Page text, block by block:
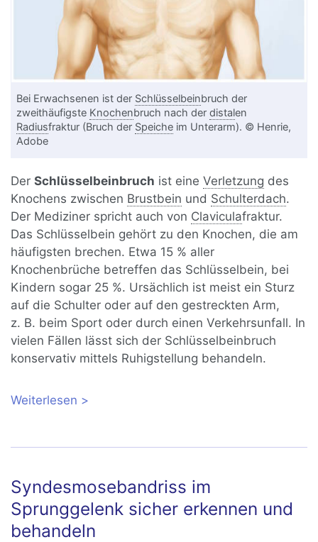
Bei Erwachsenen ist der Schlüsselbeinbruch der
zweithäufigste Knochenbruch nach derdistalen
Radiusfraktur (Bruch der Speiche im Unterarm). © Henrie,
Adobe
DerSchlüsselbeinbruch ist eineVerletzung des
Knochens zwischen Brustbein und Schulterdach.
Der Mediziner spricht auch von Claviculafraktur.
Das Schlüsselbein gehört zu den Knochen, die am
häufigsten brechen. Etwa 15 % aller
Knochenbrüche betreffen das Schlüsselbein, bei
Kindern sogar 25 %. Ursächlich ist meist ein Sturz
auf die Schulter oder auf den gestreckten Arm,
z. B. beim Sport oder durch einen Verkehrsunfall. In
vielen Fällen lässt sich der Schlüsselbeinbruch
konservativ mittels Ruhigstellung behandeln.
Weiterlesen über Schlüsselbeinbruch: konservative
Syndesmosebandriss im
Sprunggelenk sicher erkennen und
behandeln